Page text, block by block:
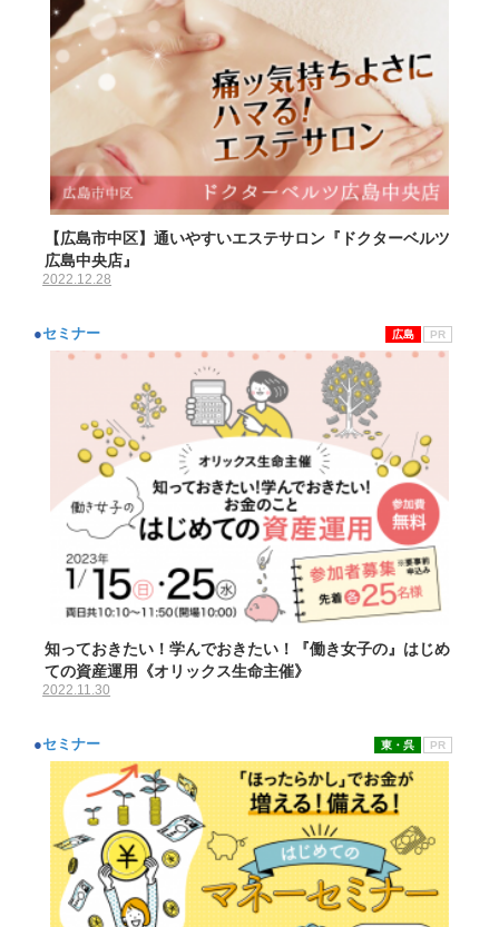
【広島市中区】通いやすいエステサロン『ドクターベルツ
広島中央店』
2022.12.28
●セミナー PR
広島
知っておきたい！学んでおきたい！『働き女子の』はじめ
ての資産運用《オリックス生命主催》
2022.11.30
●セミナー PR
東・呉